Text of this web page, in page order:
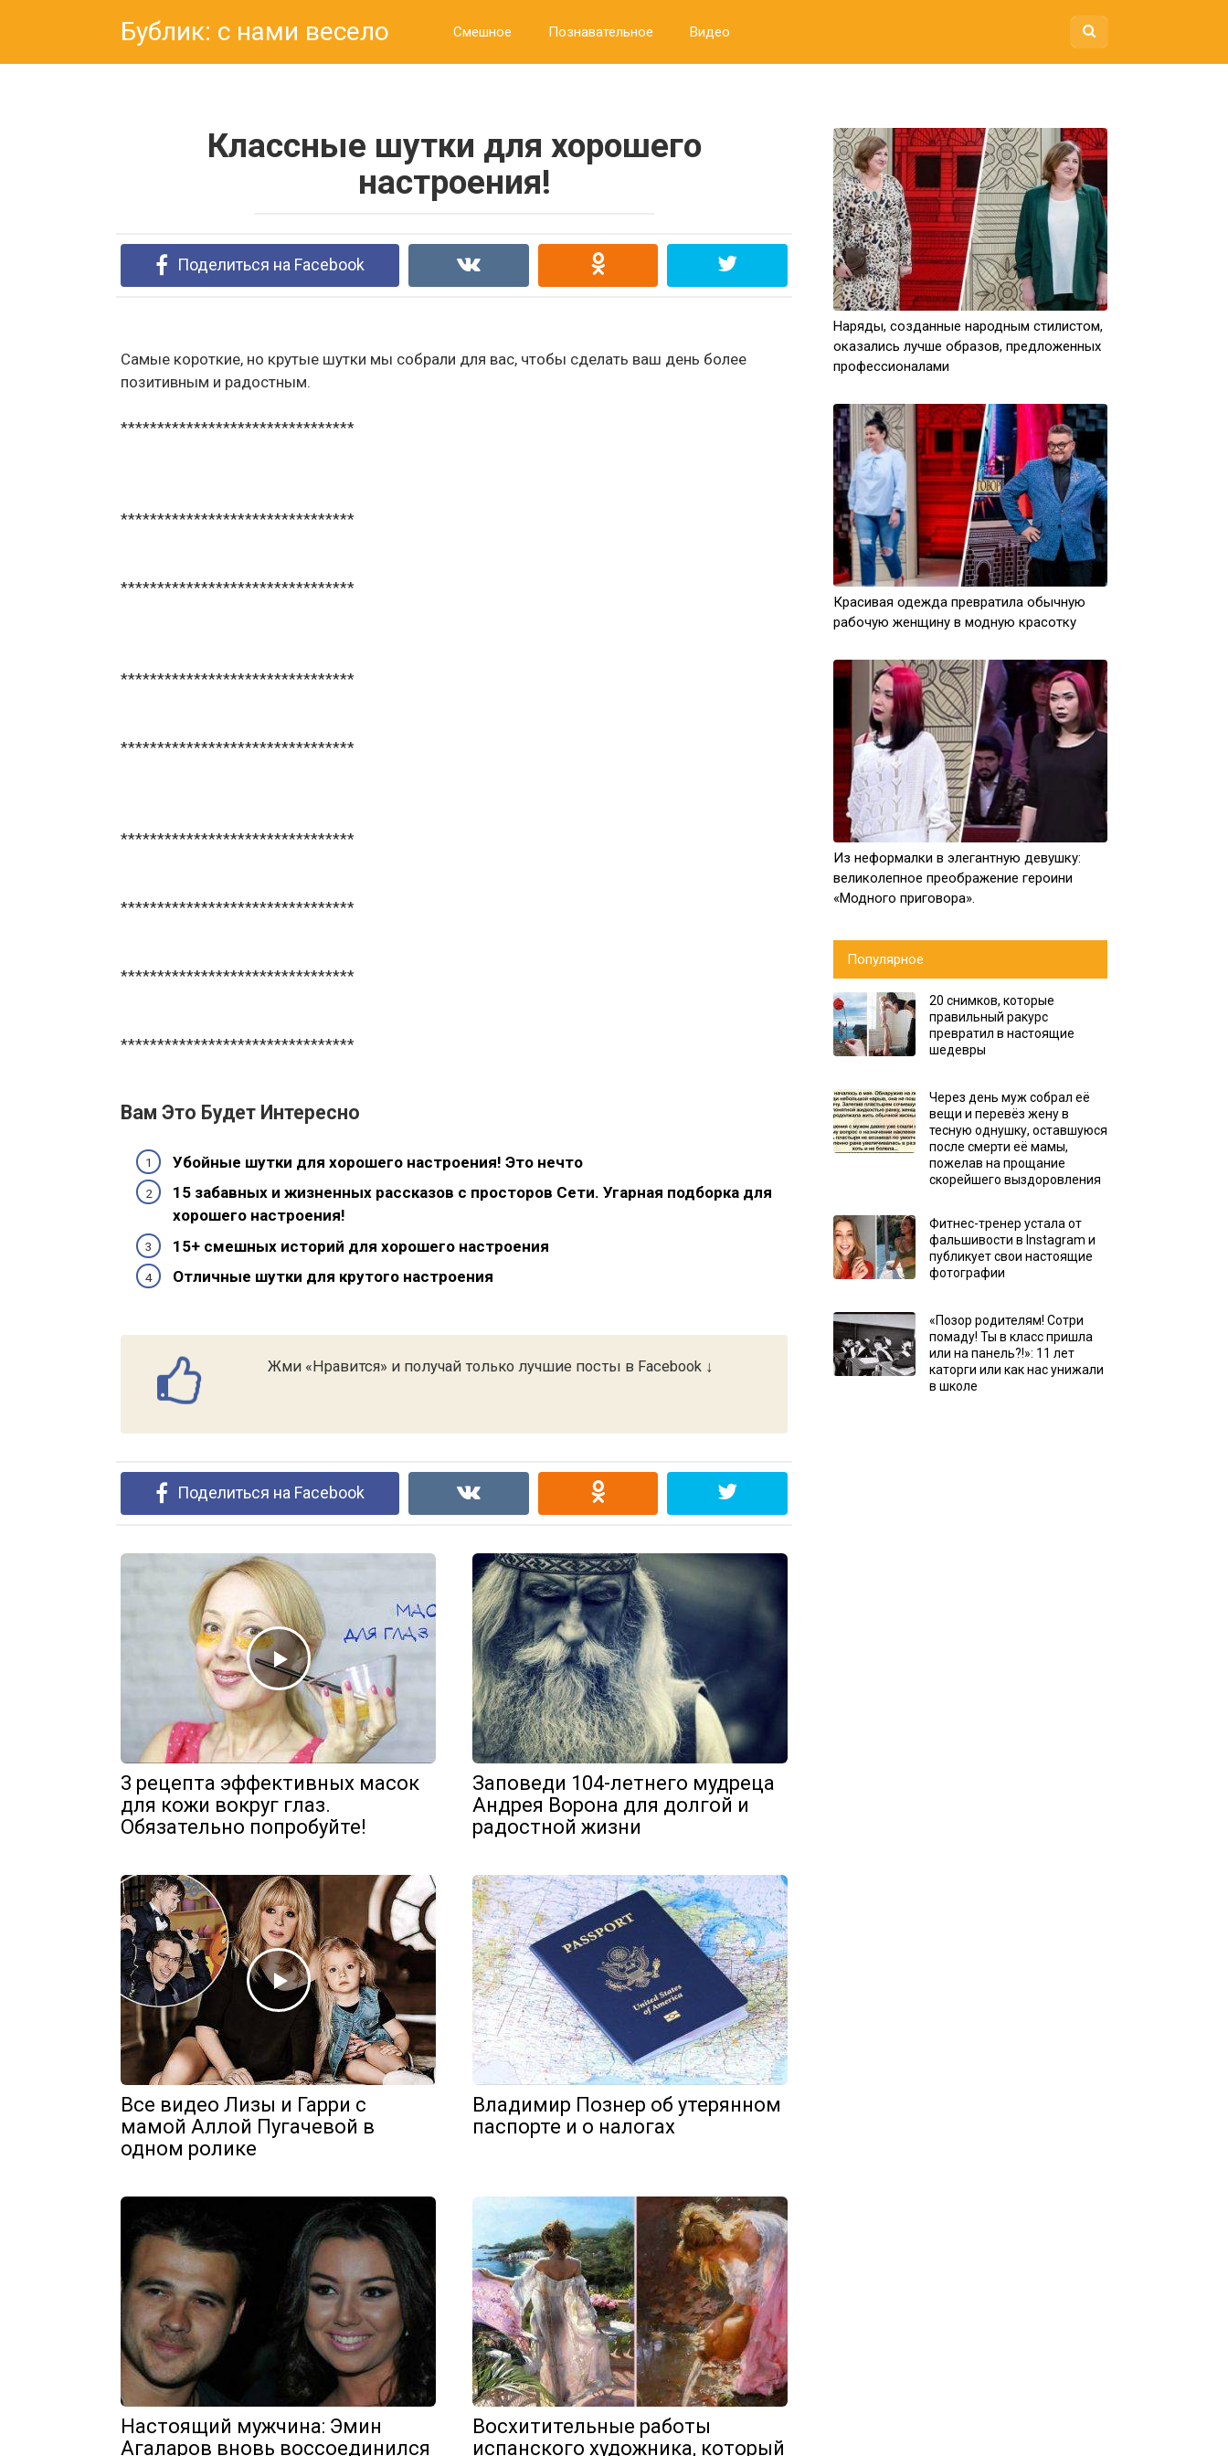
Бублик: с нами весело Смешное Познавательное Видео
Классные шутки для хорошего
настроения!
Поделиться на Facebook
Самые короткие, но крутые шутки мы собрали для вас, чтобы сделать ваш день более
позитивным и радостным.
********************************
********************************
********************************
********************************
********************************
********************************
********************************
********************************
********************************
Вам Это Будет Интересно
Убойные шутки для хорошего настроения! Это нечто
15 забавных и жизненных рассказов с просторов Сети. Угарная подборка для
хорошего настроения!
15+ смешных историй для хорошего настроения
Отличные шутки для крутого настроения
Жми «Нравится» и получай только лучшие посты в Facebook ↓
Поделиться на Facebook
3 рецепта эффективных масок
для кожи вокруг глаз.
Обязательно попробуйте!
Заповеди 104-летнего мудреца
Андрея Ворона для долгой и
радостной жизни
Все видео Лизы и Гарри с
мамой Аллой Пугачевой в
одном ролике
Владимир Познер об утерянном
паспорте и о налогах
Настоящий мужчина: Эмин
Агаларов вновь воссоединился
Восхитительные работы
испанского художника, который
Наряды, созданные народным стилистом,
оказались лучше образов, предложенных
профессионалами
Красивая одежда превратила обычную
рабочую женщину в модную красотку
Из неформалки в элегантную девушку:
великолепное преображение героини
«Модного приговора».
Популярное
20 снимков, которые
правильный ракурс
превратил в настоящие
шедевры
Через день муж собрал её
вещи и перевёз жену в
тесную однушку, оставшуюся
после смерти её мамы,
пожелав на прощание
скорейшего выздоровления
Фитнес-тренер устала от
фальшивости в Instagram и
публикует свои настоящие
фотографии
«Позор родителям! Сотри
помаду! Ты в класс пришла
или на панель?!»: 11 лет
каторги или как нас унижали
в школе